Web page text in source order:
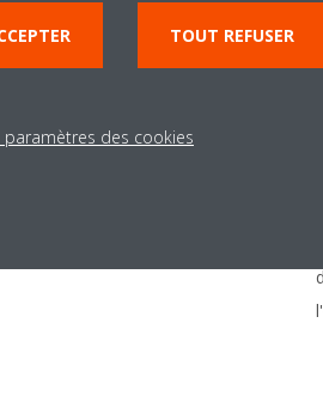
est conçu pour optimiser
:
isolé à l'aide de couches
inoxydable de 29 litres est
ballon.
les niveaux.
TOUT REFUSER
paramètres des cookies